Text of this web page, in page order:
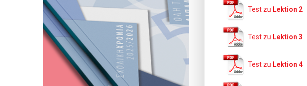
Test zu Lektion 2
Test zu Lektion 3
Test zu Lektion 4